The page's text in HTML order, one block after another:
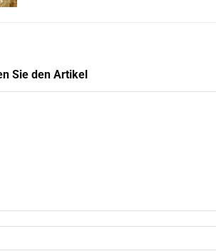
Sie den Artikel